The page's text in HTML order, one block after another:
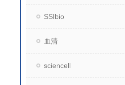
SSIbio
血清
sciencell